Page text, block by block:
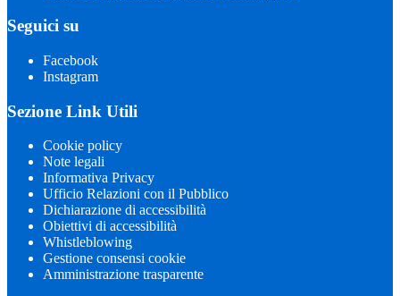
Seguici su
Facebook
Instagram
Sezione Link Utili
Cookie policy
Note legali
Informativa Privacy
Ufficio Relazioni con il Pubblico
Dichiarazione di accessibilità
Obiettivi di accessibilità
Whistleblowing
Gestione consensi cookie
Amministrazione trasparente